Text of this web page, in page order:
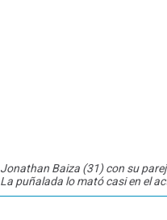
Jonathan Baiza (31) con su
La puñalada lo mató casi en el